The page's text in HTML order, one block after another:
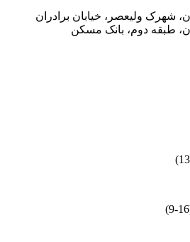
شهرک ولیعصر، خیابان برادران
طبقه دوم، بانک مسکن